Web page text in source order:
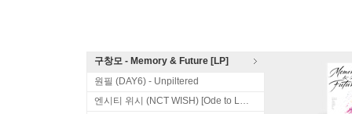
구창모 - Memory & Future [LP]
원필 (DAY6) - Unpiltered
엔시티 위시 (NCT WISH) [Ode to Love]